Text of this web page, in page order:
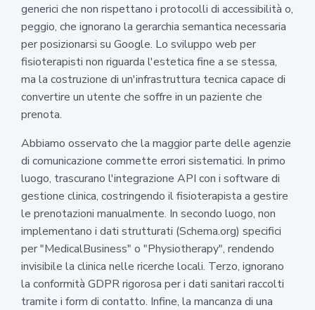
generici che non rispettano i protocolli di accessibilità o,
peggio, che ignorano la gerarchia semantica necessaria
per posizionarsi su Google. Lo sviluppo web per
fisioterapisti non riguarda l'estetica fine a se stessa,
ma la costruzione di un'infrastruttura tecnica capace di
convertire un utente che soffre in un paziente che
prenota.
Abbiamo osservato che la maggior parte delle agenzie
di comunicazione commette errori sistematici. In primo
luogo, trascurano l'integrazione API con i software di
gestione clinica, costringendo il fisioterapista a gestire
le prenotazioni manualmente. In secondo luogo, non
implementano i dati strutturati (Schema.org) specifici
per "MedicalBusiness" o "Physiotherapy", rendendo
invisibile la clinica nelle ricerche locali. Terzo, ignorano
la conformità GDPR rigorosa per i dati sanitari raccolti
tramite i form di contatto. Infine, la mancanza di una